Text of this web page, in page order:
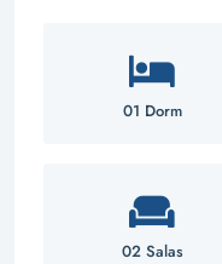
01 Dorm
02 Salas